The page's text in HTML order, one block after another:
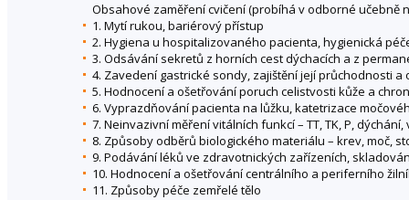
Obsahové zaměření cvičení (probíhá v odborné učebně
1. Mytí rukou, bariérový přístup
2. Hygiena u hospitalizovaného pacienta, hygienická
3. Odsávání sekretů z horních cest dýchacích a z
4. Zavedení gastrické sondy, zajištění její průchodnosti a
5. Hodnocení a ošetřování poruch celistvosti kůže a
6. Vyprazdňování pacienta na lůžku, katetrizace
7. Neinvazivní měření vitálních funkcí – TT, TK, P, dýchání,
8. Způsoby odběrů biologického materiálu – krev, moč,
9. Podávání léků ve zdravotnických zařízeních,
10. Hodnocení a ošetřování centrálního a periferního
11. Způsoby péče zemřelé tělo